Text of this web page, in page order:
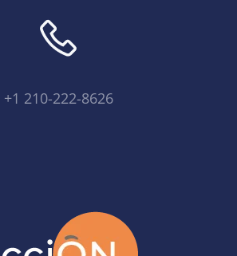
+1 210-222-8626